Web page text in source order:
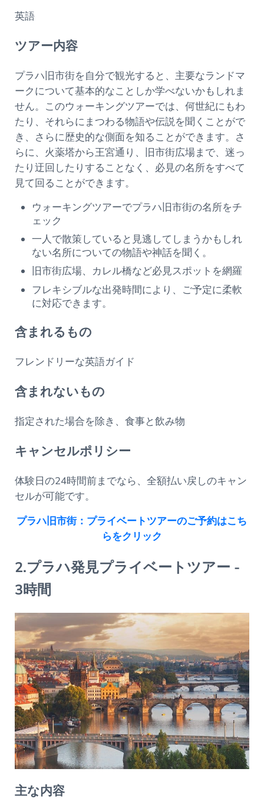
英語
ツアー内容
プラハ旧市街を自分で観光すると、主要なランドマ
ークについて基本的なことしか学べないかもしれま
せん。このウォーキングツアーでは、何世紀にもわ
たり、それらにまつわる物語や伝説を聞くことがで
き、さらに歴史的な側面を知ることができます。さ
らに、火薬塔から王宮通り、旧市街広場まで、迷っ
たり迂回したりすることなく、必見の名所をすべて
見て回ることができます。
ウォーキングツアーでプラハ旧市街の名所をチ
ェック
一人で散策していると見逃してしまうかもしれ
ない名所についての物語や神話を聞く。
旧市街広場、カレル橋など必見スポットを網羅
フレキシブルな出発時間により、ご予定に柔軟
に対応できます。
含まれるもの
フレンドリーな英語ガイド
含まれないもの
指定された場合を除き、食事と飲み物
キャンセルポリシー
体験日の24時間前までなら、全額払い戻しのキャン
セルが可能です。
プラハ旧市街：プライベートツアーのご予約はこち
らをクリック
2.プラハ発見プライベートツアー -
3時間
主な内容